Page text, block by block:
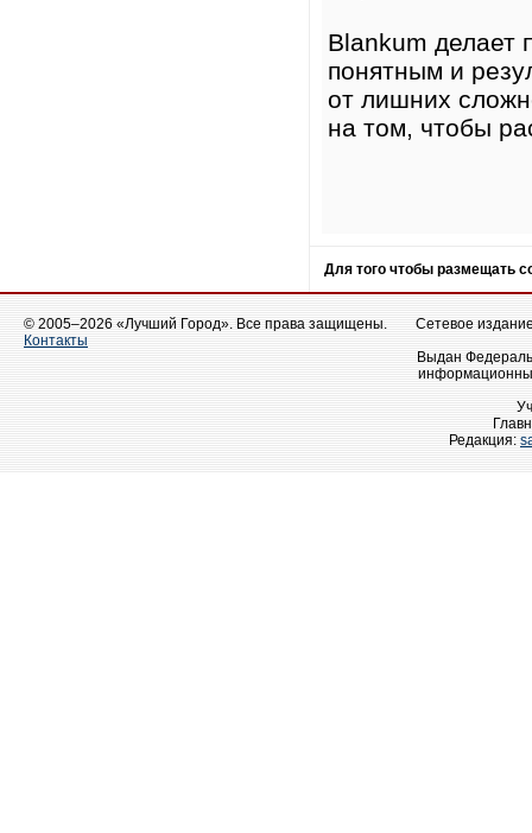
Blankum делает
понятным и
от лишних
на том, чтобы
Для того чтобы размещать
© 2005–2026 «Лучший Город». Все права защищены.
Контакты
Сетевое
Выдан
Редакция: